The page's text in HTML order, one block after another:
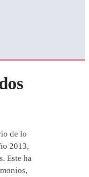
de lo
2013,
Este ha